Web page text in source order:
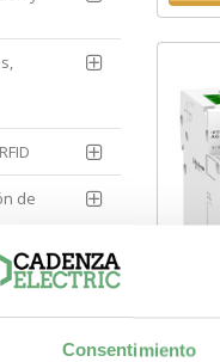
Consentimiento
de
y